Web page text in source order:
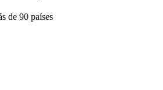
de 90 países